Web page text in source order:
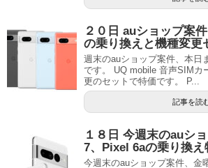
２０日 auショップ案
の乗り換えと機種変更
週末のauショップ案件、本日
です。 UQ mobile 音声SIMカ
更のセットで特価です。 P...
記事を読
１８日 今週末のauシ
7、Pixel 6aの乗り換え
今週末のauショップ案件、金